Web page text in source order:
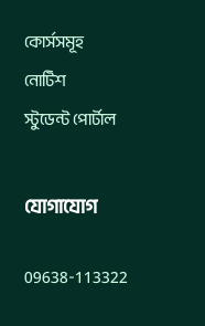
কোর্সসমূহ
নোটিশ
স্টুডেন্ট পোর্টাল
যোগাযোগ
09638-113322